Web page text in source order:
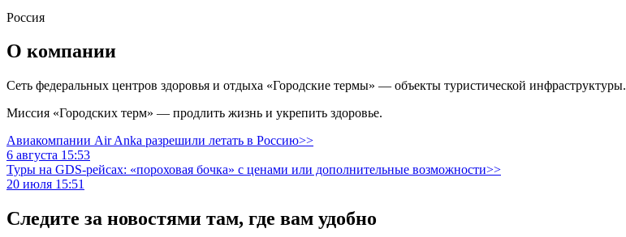
Россия
О компании
Сеть федеральных центров здоровья и отдыха «Городские термы» — объекты туристической инфраструктуры.
Миссия «Городских терм» — продлить жизнь и укрепить здоровье.
Авиакомпании Air Anka разрешили летать в Россию>>
6 августа 15:53
Туры на GDS-рейсах: «пороховая бочка» с ценами или дополнительные возможности>>
20 июля 15:51
Следите за новостями там, где вам удобно